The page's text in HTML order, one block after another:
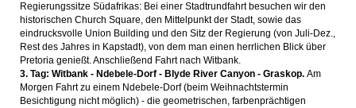
Regierungssitze Südafrikas: Bei einer Stadtrundfahrt besuchen wir den
historischen Church Square, den Mittelpunkt der Stadt, sowie das
eindrucksvolle Union Building und den Sitz der Regierung (von Juli-Dez.,
Rest des Jahres in Kapstadt), von dem man einen herrlichen Blick über
Pretoria genießt. Anschließend Fahrt nach Witbank.
3. Tag: Witbank - Ndebele-Dorf - Blyde River Canyon - Graskop. Am
Morgen Fahrt zu einem Ndebele-Dorf (beim Weihnachtstermin
Besichtigung nicht möglich) - die geometrischen, farbenprächtigen